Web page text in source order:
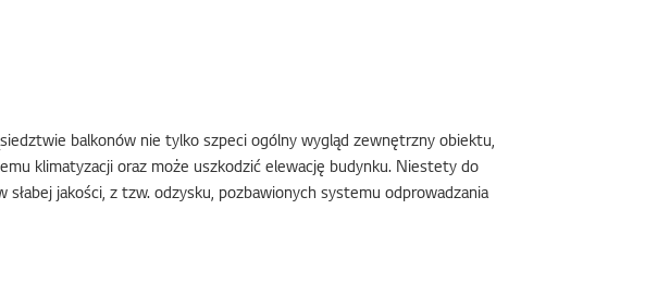
balkonów nie tylko szpeci ogólny wygląd zewnętrzny obiektu,
klimatyzacji oraz może uszkodzić elewację budynku. Niestety do
jakości, z tzw. odzysku, pozbawionych systemu odprowadzania